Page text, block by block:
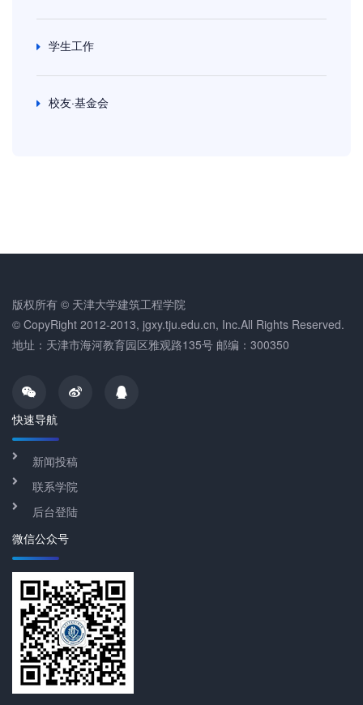
学生工作
校友·基金会
版权所有 © 天津大学建筑工程学院
© CopyRight 2012-2013, jgxy.tju.edu.cn, Inc.All Rights Reserved.
地址：天津市海河教育园区雅观路135号 邮编：300350
快速导航
新闻投稿
联系学院
后台登陆
微信公众号